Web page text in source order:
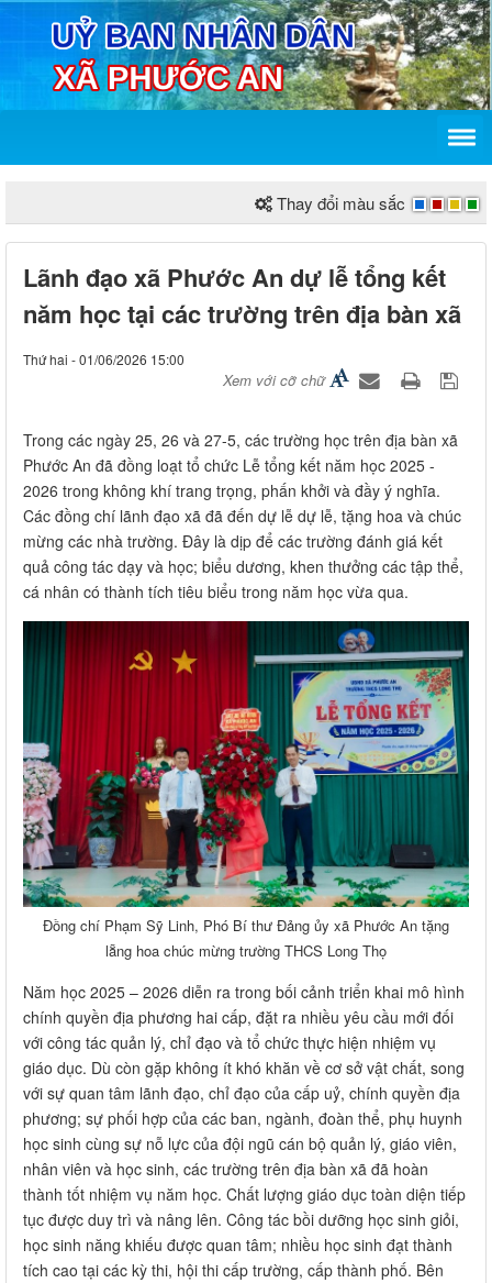
Thay đổi màu sắc
Lãnh đạo xã Phước An dự lễ tổng kết
năm học tại các trường trên địa bàn xã
Thứ hai - 01/06/2026 15:00
Xem với cỡ chữ
Trong các ngày 25, 26 và 27-5, các trường học trên địa bàn xã
Phước An đã đồng loạt tổ chức Lễ tổng kết năm học 2025 -
2026 trong không khí trang trọng, phấn khởi và đầy ý nghĩa.
Các đồng chí lãnh đạo xã đã đến dự lễ dự lễ, tặng hoa và chúc
mừng các nhà trường. Đây là dịp để các trường đánh giá kết
quả công tác dạy và học; biểu dương, khen thưởng các tập thể,
cá nhân có thành tích tiêu biểu trong năm học vừa qua.
Đồng chí Phạm Sỹ Linh, Phó Bí thư Đảng ủy xã Phước An tặng
lẵng hoa chúc mừng trường THCS Long Thọ
Năm học 2025 – 2026 diễn ra trong bối cảnh triển khai mô hình
chính quyền địa phương hai cấp, đặt ra nhiều yêu cầu mới đối
với công tác quản lý, chỉ đạo và tổ chức thực hiện nhiệm vụ
giáo dục. Dù còn gặp không ít khó khăn về cơ sở vật chất, song
với sự quan tâm lãnh đạo, chỉ đạo của cấp uỷ, chính quyền địa
phương; sự phối hợp của các ban, ngành, đoàn thể, phụ huynh
học sinh cùng sự nỗ lực của đội ngũ cán bộ quản lý, giáo viên,
nhân viên và học sinh, các trường trên địa bàn xã đã hoàn
thành tốt nhiệm vụ năm học. Chất lượng giáo dục toàn diện tiếp
tục được duy trì và nâng lên. Công tác bồi dưỡng học sinh giỏi,
học sinh năng khiếu được quan tâm; nhiều học sinh đạt thành
tích cao tại các kỳ thi, hội thi cấp trường, cấp thành phố. Bên